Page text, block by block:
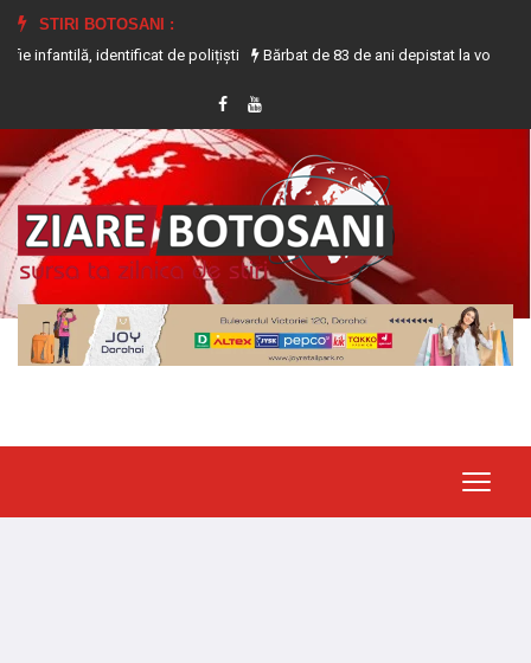
STIRI BOTOSANI :
identificat de polițiști
Bărbat de 83 de ani depistat la volanul unui